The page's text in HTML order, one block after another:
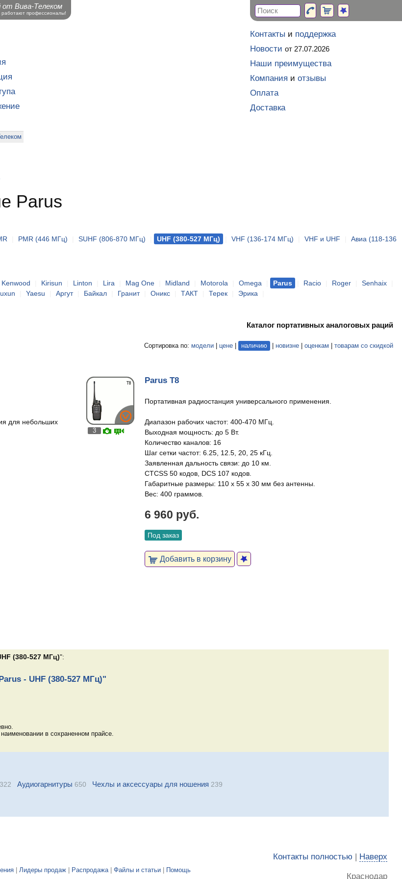
Parus
PMR (446 МГц) SUHF (806-870 МГц) UHF (380-527 МГц) VHF (136-174 МГц) VHF и UHF
Авиа (118-136
Kenwood Kirisun Linton Lira Mag One Midland Motorola Omega Parus Racio Roger Senhaix
Yaesu Аргут Байкал Гранит Оникс ТАКТ Терек Эрика
Каталог портативных аналоговых раций
Сортировка по: модели цене наличию новизне оценкам товарам со скидкой
для небольших
3
Parus T8
Портативная радиостанция универсального применения.
Диапазон рабочих частот: 400-470 МГц.
Выходная мощность: до 5 Вт.
Количество каналов: 16
Шаг сетки частот: 6.25, 12.5, 20, 25 кГц.
Заявленная дальность связи: до 10 км.
CTCSS 50 кодов, DCS 107 кодов.
Габаритные размеры: 110 x 55 x 30 мм без антенны.
Вес: 400 граммов.
6 960 руб.
Под заказ
Добавить в корзину
(380-527 МГц)":
- UHF (380-527 МГц)"
в сохраненном прайсе.
Аудиогарнитуры 650 Чехлы и аксессуары для ношения 239
Лидеры продаж Распродажа| Файлы и статьи Помощь
Контакты полностью Наверх
Краснодар
Контакты и поддержка
Новости от 27.07.2026
Наши преимущества
Компания и отзывы
Оплата
Доставка
от Вива-Телеком
работают профессионалы!